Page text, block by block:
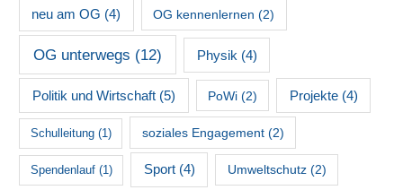
neu am OG (4) OG kennenlernen (2)
OG unterwegs (12) Physik (4)
Politik und Wirtschaft(5) PoWi(2) Projekte(4)
Schulleitung(1) soziales Engagement(2)
Spendenlauf(1) Sport(4) Umweltschutz(2)